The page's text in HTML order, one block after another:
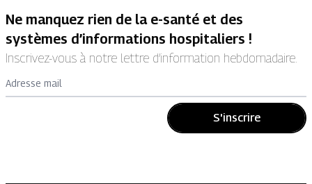
Ne manquez rien de la e-santé et des
systèmes d’informations hospitaliers !
Inscrivez-vous à notre lettre d’information hebdomadaire.
Adresse mail
S'inscrire